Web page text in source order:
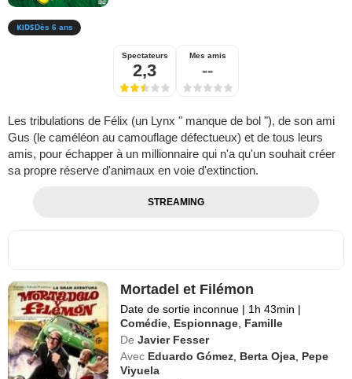
Dès 6 ans
Spectateurs
2,3
Mes amis
--
Les tribulations de Félix (un Lynx " manque de bol "), de son ami
Gus (le caméléon au camouflage défectueux) et de tous leurs
amis, pour échapper à un millionnaire qui n'a qu'un souhait créer
sa propre réserve d'animaux en voie d'extinction.
STREAMING
Mortadel et Filémon
Date de sortie inconnue | 1h 43min |
Comédie Espionnage Famille
De Javier Fesser
Avec Eduardo Gómez Berta Ojea Pepe
Viyuela